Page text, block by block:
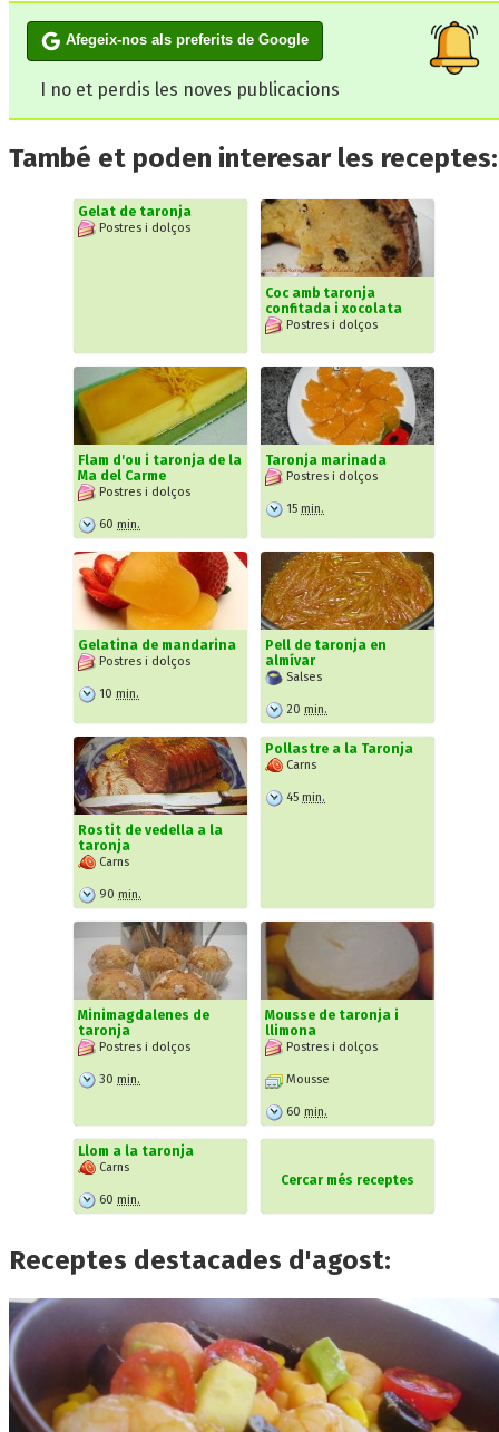
Afegeix-nos als preferits de Google
I no et perdis les noves publicacions
També et poden interesar les receptes:
Gelat de taronja
Postres i dolços
Coc amb taronja
confitada i xocolata
Postres i dolços
Flam d'ou i taronja de la
Ma del Carme
Postres i dolços
60 min.
Taronja marinada
Postres i dolços
15 min.
Gelatina de mandarina
Postres i dolços
10 min.
Pell de taronja en
almívar
Salses
20 min.
Rostit de vedella a la
taronja
Carns
90 min.
Pollastre a la Taronja
Carns
45 min.
Minimagdalenes de
taronja
Postres i dolços
30 min.
Mousse de taronja i
llimona
Postres i dolços
Mousse
60 min.
Llom a la taronja
Carns
60 min.
Cercar més receptes
Receptes destacades d'agost: